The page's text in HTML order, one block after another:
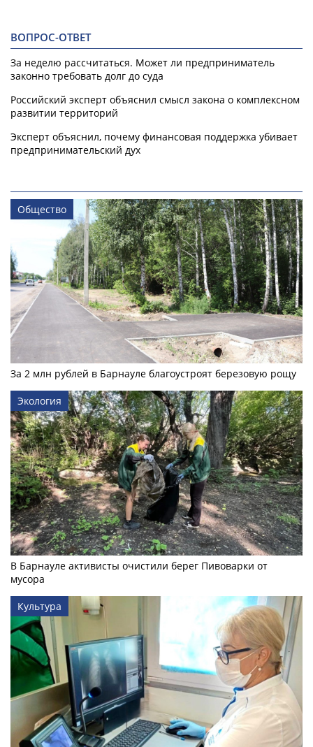
ВОПРОС-ОТВЕТ
За неделю рассчитаться. Может ли предприниматель
законно требовать долг до суда
Российский эксперт объяснил смысл закона о комплексном
развитии территорий
Эксперт объяснил, почему финансовая поддержка убивает
предпринимательский дух
Общество
За 2 млн рублей в Барнауле благоустроят березовую рощу
Экология
В Барнауле активисты очистили берег Пивоварки от
мусора
Культура